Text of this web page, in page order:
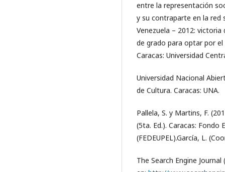
entre la representación
y su contraparte en la red
Venezuela – 2012: victoria
de grado para optar por
Caracas: Universidad
Universidad Nacional
de Cultura. Caracas: UNA.
Pallela, S. y Martins, F.
(5ta. Ed.). Caracas: Fondo
(FEDEUPEL).García, L.
The Search Engine